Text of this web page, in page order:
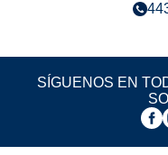
SÍGUENOS EN